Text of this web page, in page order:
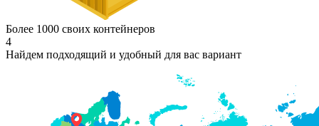
Более 1000 своих контейнеров
4
Найдем подходящий и удобный для вас вариант